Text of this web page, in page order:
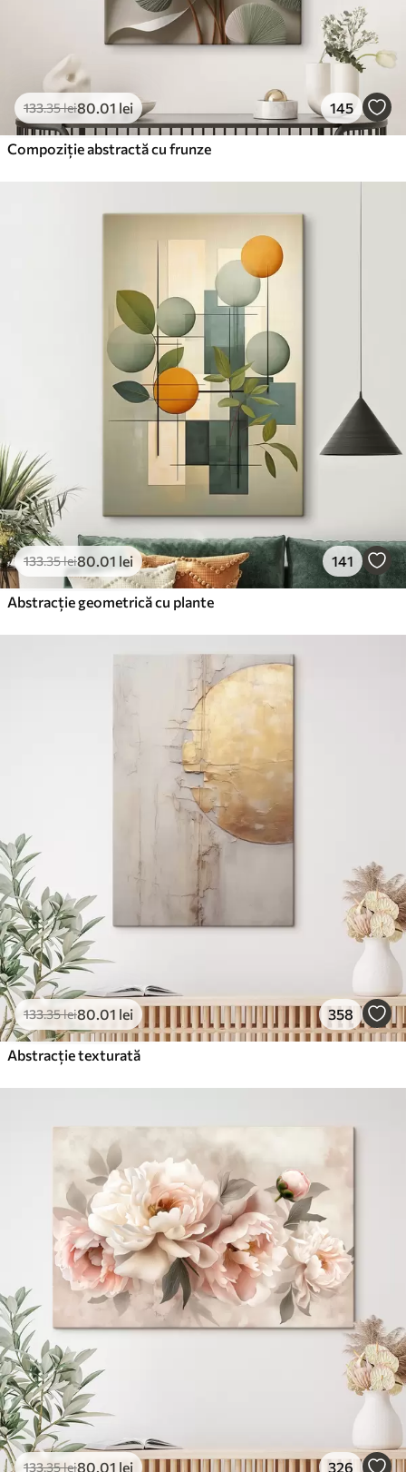
133.35lei80.01 lei 145
Compoziție abstractă cu frunze
133.35lei80.01 lei 141
Abstracție geometrică cu plante
133.35lei80.01 lei 358
Abstracție texturată
133.35lei80.01 lei 326